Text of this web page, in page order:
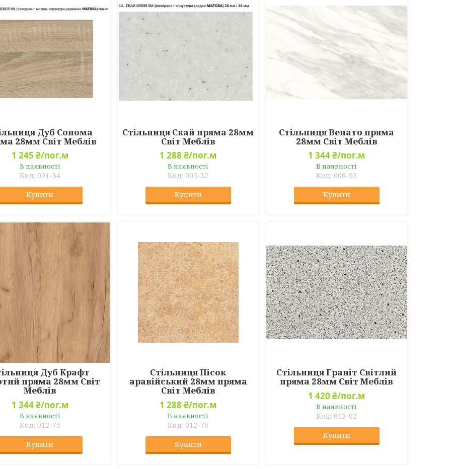
Дуб Сонома
28мм Світ Меблів
1 245 ₴/пог.м
В наявності
001-34
Купити
Стільниця Скай пряма 28мм
Світ Меблів
1 288 ₴/пог.м
В наявності
005-32
Купити
Стільниця Венато пряма
28мм Світ Меблів
1 344 ₴/пог.м
В наявності
006-93
Купити
Дуб Крафт
пряма 28мм Світ
Меблів
1 344 ₴/пог.м
В наявності
012-75
Купити
Стільниця Пісок
аравійський 28мм пряма
Світ Меблів
1 288 ₴/пог.м
В наявності
012-76
Купити
Стільниця Граніт Світлий
пряма 28мм Світ Меблів
1 420 ₴/пог.м
В наявності
013-02
Купити